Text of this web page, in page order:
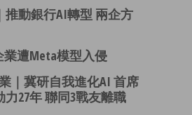
推動銀行AI轉型 兩企方
遭Meta模型入侵
｜冀研自我進化AI 首席
27年 聯同3戰友離職